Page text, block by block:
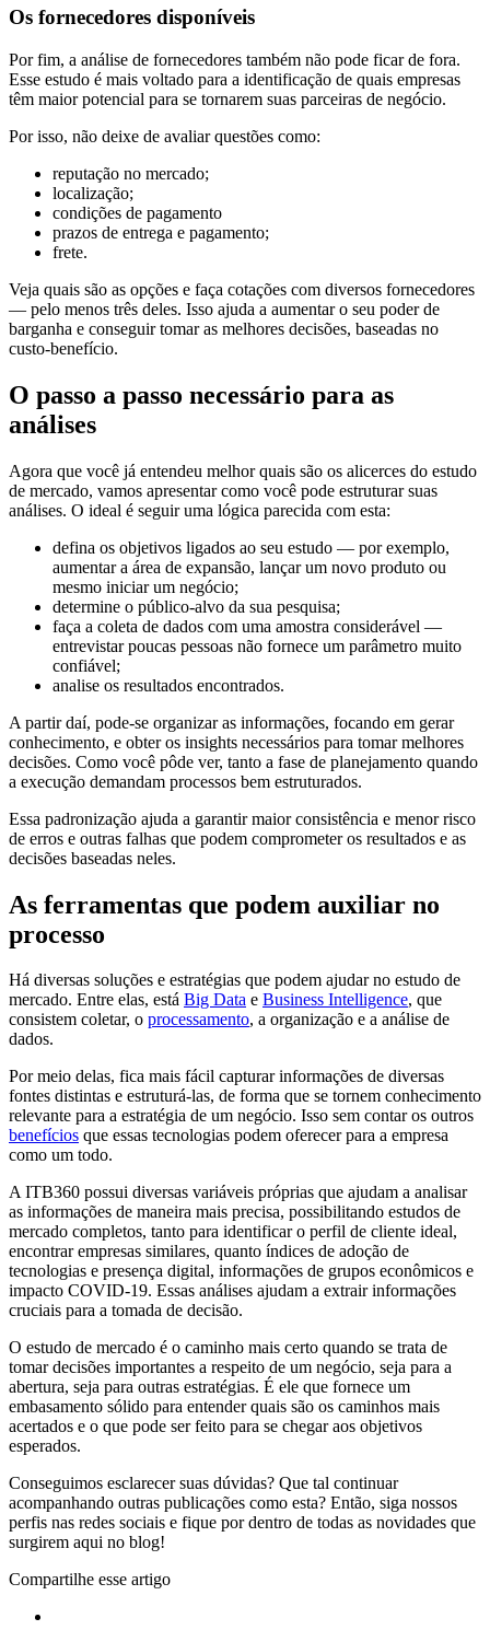
Os fornecedores disponíveis
Por fim, a análise de fornecedores também não pode ficar de fora.
Esse estudo é mais voltado para a identificação de quais empresas
têm maior potencial para se tornarem suas parceiras de negócio.
Por isso, não deixe de avaliar questões como:
reputação no mercado;
localização;
condições de pagamento
prazos de entrega e pagamento;
frete.
Veja quais são as opções e faça cotações com diversos fornecedores
— pelo menos três deles. Isso ajuda a aumentar o seu poder de
barganha e conseguir tomar as melhores decisões, baseadas no
custo-benefício.
O passo a passo necessário para as
análises
Agora que você já entendeu melhor quais são os alicerces do estudo
de mercado, vamos apresentar como você pode estruturar suas
análises. O ideal é seguir uma lógica parecida com esta:
defina os objetivos ligados ao seu estudo — por exemplo,
aumentar a área de expansão, lançar um novo produto ou
mesmo iniciar um negócio;
determine o público-alvo da sua pesquisa;
faça a coleta de dados com uma amostra considerável —
entrevistar poucas pessoas não fornece um parâmetro muito
confiável;
analise os resultados encontrados.
A partir daí, pode-se organizar as informações, focando em gerar
conhecimento, e obter os insights necessários para tomar melhores
decisões. Como você pôde ver, tanto a fase de planejamento quando
a execução demandam processos bem estruturados.
Essa padronização ajuda a garantir maior consistência e menor risco
de erros e outras falhas que podem comprometer os resultados e as
decisões baseadas neles.
As ferramentas que podem auxiliar no
processo
Há diversas soluções e estratégias que podem ajudar no estudo de
mercado. Entre elas, está Big Data e Business Intelligence, que
consistem coletar, o processamento, a organização e a análise de
dados.
Por meio delas, fica mais fácil capturar informações de diversas
fontes distintas e estruturá-las, de forma que se tornem conhecimento
relevante para a estratégia de um negócio. Isso sem contar os outros
benefícios que essas tecnologias podem oferecer para a empresa
como um todo.
A ITB360 possui diversas variáveis próprias que ajudam a analisar
as informações de maneira mais precisa, possibilitando estudos de
mercado completos, tanto para identificar o perfil de cliente ideal,
encontrar empresas similares, quanto índices de adoção de
tecnologias e presença digital, informações de grupos econômicos e
impacto COVID-19. Essas análises ajudam a extrair informações
cruciais para a tomada de decisão.
O estudo de mercado é o caminho mais certo quando se trata de
tomar decisões importantes a respeito de um negócio, seja para a
abertura, seja para outras estratégias. É ele que fornece um
embasamento sólido para entender quais são os caminhos mais
acertados e o que pode ser feito para se chegar aos objetivos
esperados.
Conseguimos esclarecer suas dúvidas? Que tal continuar
acompanhando outras publicações como esta? Então, siga nossos
perfis nas redes sociais e fique por dentro de todas as novidades que
surgirem aqui no blog!
Compartilhe esse artigo